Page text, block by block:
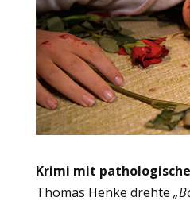
Krimi mit
Thomas Henke drehte